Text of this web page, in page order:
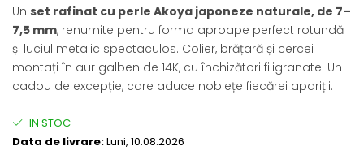
Un set rafinat cu perle Akoya japoneze naturale, de 7–
7,5 mm, renumite pentru forma aproape perfect rotundă
și luciul metalic spectaculos. Colier, brățară și cercei
montați în aur galben de 14K, cu închizători filigranate. Un
cadou de excepție, care aduce noblețe fiecărei apariții.
IN STOC
Data de livrare:Luni, 10.08.2026